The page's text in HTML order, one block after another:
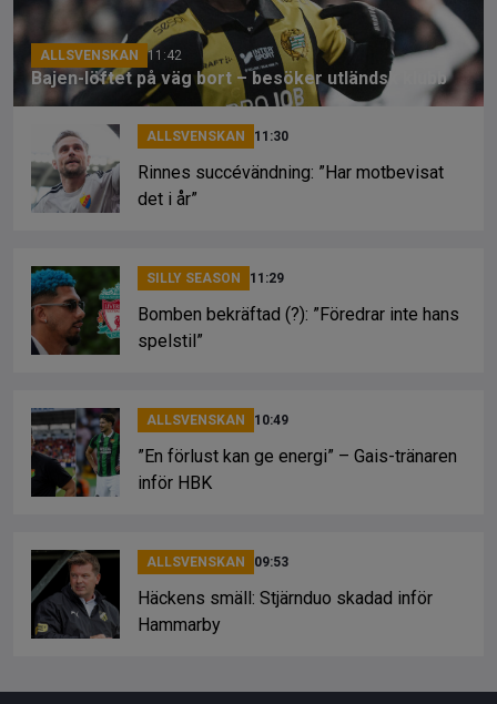
k
ALLSVENSKAN 11:42
Bajen-löftet på väg bort – besöker utländsk klubb
ALLSVENSKAN 11:30
Rinnes succévändning: ”Har motbevisat
det i år”
SILLY SEASON 11:29
Bomben bekräftad (?): ”Föredrar inte hans
spelstil”
ALLSVENSKAN 10:49
”En förlust kan ge energi” – Gais-tränaren
inför HBK
ALLSVENSKAN 09:53
Häckens smäll: Stjärnduo skadad inför
Hammarby